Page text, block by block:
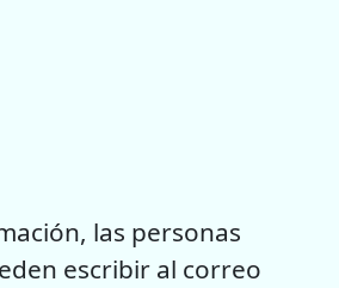
las personas
escribir al correo